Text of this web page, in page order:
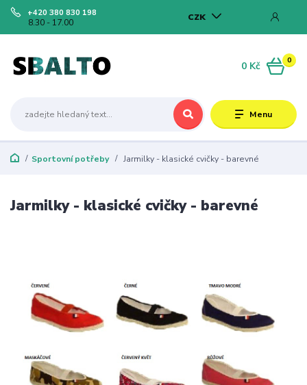
Menu
CZK
+420 380 830 198
8.30 - 17.00
0
0 Kč
Sportovní potřeby Jarmilky - klasické cvičky - barevné
Jarmilky - klasické cvičky - barevné